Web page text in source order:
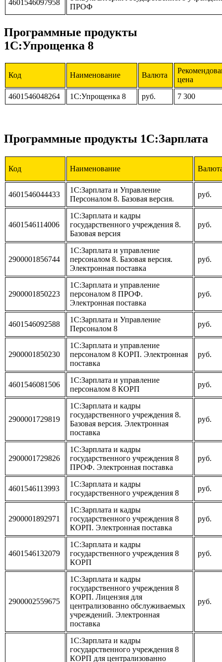
4601546097958
ПРОФ
Программные продукты
1С:Упрощенка 8
Код Наименование Валюта
цена
4601546048264
1С:Упрощенка 8 руб. 7 300
Программные продукты 1С:Зарплата
Код Наименование
4601546044433
1С:Зарплата и Управление
Персоналом 8. Базовая версия.
руб.
4601546114006
1С:Зарплата и кадры
государственного учреждения 8.
Базовая версия
руб.
2900001856744
1С:Зарплата и управление
персоналом 8. Базовая версия.
Электронная поставка
руб.
2900001850223
1С:Зарплата и управление
персоналом 8 ПРОФ.
Электронная поставка
руб.
4601546092588
1С:Зарплата и Управление
Персоналом 8
руб.
2900001850230
1С:Зарплата и управление
персоналом 8 КОРП. Электронная
поставка
руб.
4601546081506
1С:Зарплата и управление
персоналом 8 КОРП
руб.
2900001729819
1С:Зарплата и кадры
государственного учреждения 8.
Базовая версия. Электронная
поставка
руб.
2900001729826
1С:Зарплата и кадры
государственного учреждения 8
ПРОФ. Электронная поставка
руб.
4601546113993
1С:Зарплата и кадры
государственного учреждения 8
руб.
2900001892971
1С:Зарплата и кадры
государственного учреждения 8
КОРП. Электронная поставка
руб.
4601546132079
1С:Зарплата и кадры
государственного учреждения 8
КОРП
руб.
2900002559675
1С:Зарплата и кадры
государственного учреждения 8
КОРП. Лицензия для
централизованно обслуживаемых
учреждений. Электронная
поставка
руб.
1С:Зарплата и кадры
государственного учреждения 8
КОРП для централизованно